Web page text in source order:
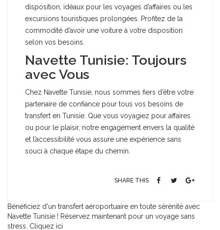
disposition, idéaux pour les voyages d’affaires ou les
excursions touristiques prolongées. Profitez de la
commodité d’avoir une voiture à votre disposition
selon vos besoins.
Navette Tunisie: Toujours
avec Vous
Chez Navette Tunisie, nous sommes fiers d’être votre
partenaire de confiance pour tous vos besoins de
transfert en Tunisie. Que vous voyagiez pour affaires
ou pour le plaisir, notre engagement envers la qualité
et l’accessibilité vous assure une expérience sans
souci à chaque étape du chemin.
SHARE THIS
Bénéficiez d'un transfert aéroportuaire en toute sérénité avec
Navette Tunisie ! Réservez maintenant pour un voyage sans
stress. Cliquez ici